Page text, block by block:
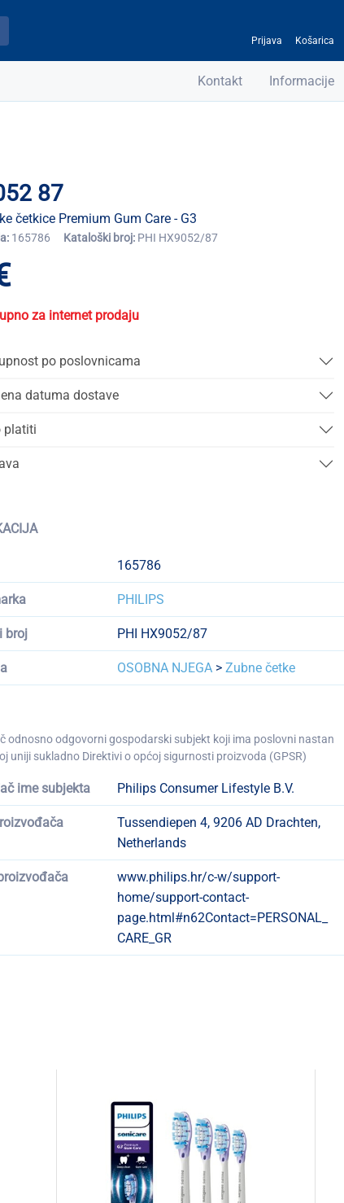
Prijava Košarica
Kontakt Informacije
87
četkice Premium Gum Care - G3
165786 Kataloški broj: PHI HX9052/87
za internet prodaju
po poslovnicama
datuma dostave
platiti
165786
PHILIPS
broj PHI HX9052/87
OSOBNA NJEGA >Zubne četke
odnosno odgovorni gospodarski subjekt koji ima poslovni nastan
uniji sukladno Direktivi o općoj sigurnosti proizvoda (GPSR)
ime subjekta Philips Consumer Lifestyle B.V.
Tussendiepen 4, 9206 AD Drachten,
Netherlands
www.philips.hr/c-w/support-
home/support-contact-
page.html#n62Contact=PERSONAL_
CARE_GR